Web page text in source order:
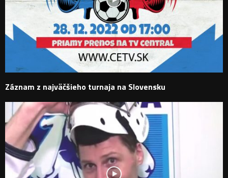
Záznam z najväčšieho turnaja na Slovensku